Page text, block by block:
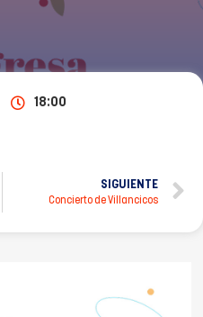
18:00
SIGUIENTE
Concierto de Villancicos